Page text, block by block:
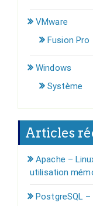
VMware
Fusion Pro
Windows
Système
Articles
Apache –
utilisation
PostgreSQL –